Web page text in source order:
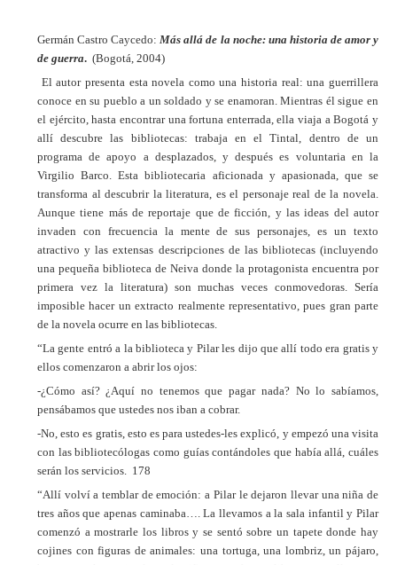
Germán Castro Caycedo: Más allá de la noche: una historia de amor y
de guerra. (Bogotá, 2004)
El autor presenta esta novela como una historia real: una guerrillera
conoce en su pueblo a un soldado y se enamoran. Mientras él sigue en
el ejército, hasta encontrar una fortuna enterrada, ella viaja a Bogotá y
allí descubre las bibliotecas: trabaja en el Tintal, dentro de un
programa de apoyo a desplazados, y después es voluntaria en la
Virgilio Barco. Esta bibliotecaria aficionada y apasionada, que se
transforma al descubrir la literatura, es el personaje real de la novela.
Aunque tiene más de reportaje que de ficción, y las ideas del autor
invaden con frecuencia la mente de sus personajes, es un texto
atractivo y las extensas descripciones de las bibliotecas (incluyendo
una pequeña biblioteca de Neiva donde la protagonista encuentra por
primera vez la literatura) son muchas veces conmovedoras. Sería
imposible hacer un extracto realmente representativo, pues gran parte
de la novela ocurre en las bibliotecas.
“La gente entró a la biblioteca y Pilar les dijo que allí todo era gratis y
ellos comenzaron a abrir los ojos:
-¿Cómo así? ¿Aquí no tenemos que pagar nada? No lo sabíamos,
pensábamos que ustedes nos iban a cobrar.
-No, esto es gratis, esto es para ustedes-les explicó, y empezó una visita
con las bibliotecólogas como guías contándoles que había allá, cuáles
serán los servicios. 178
“Allí volví a temblar de emoción: a Pilar le dejaron llevar una niña de
tres años que apenas caminaba…. La llevamos a la sala infantil y Pilar
comenzó a mostrarle los libros y se sentó sobre un tapete donde hay
cojines con figuras de animales: una tortuga, una lombriz, un pájaro,